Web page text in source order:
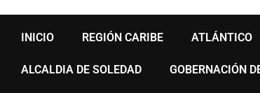
INICIO REGIÓN CARIBE ATLÁNTICO
ALCALDIA DE SOLEDAD GOBERNACIÓN